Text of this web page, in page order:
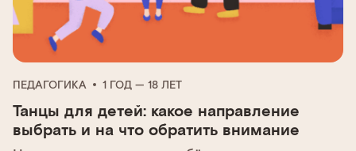
ПЕДАГОГИКА 1 ГОД — 18 ЛЕТ
Танцы для детей: какое направление
выбрать и на что обратить внимание